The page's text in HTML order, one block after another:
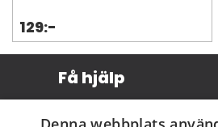
129:-
Få hjälp